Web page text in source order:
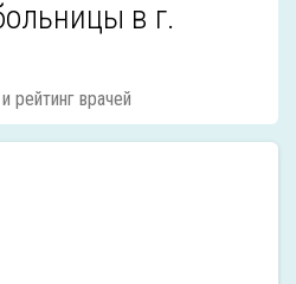
в г.
рейтинг врачей